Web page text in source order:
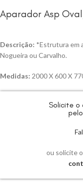
Aparador Asp
Descrição: *Estrutura em
Nogueira ou Carvalho.
Medidas: 2000 X 600 X
Solicite o
ou solicite